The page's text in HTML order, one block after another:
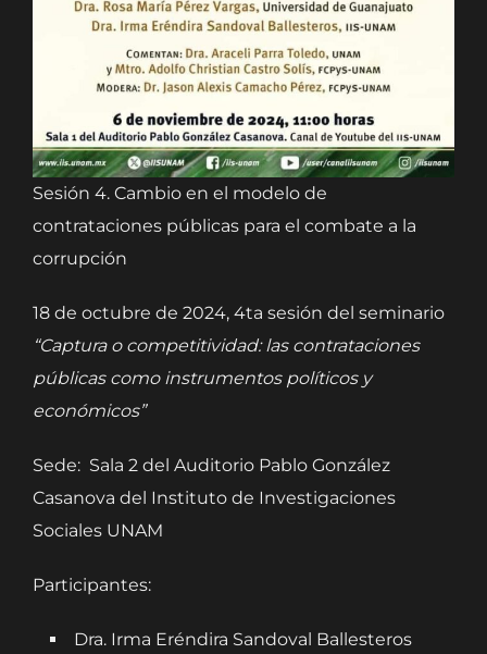
Sesión 4. Cambio en el modelo de
contrataciones públicas para el combate a la
corrupción
18 de octubre de 2024, 4ta sesión del seminario
“Captura o competitividad: las contrataciones
públicas como instrumentos políticos y
económicos”
Sede: Sala 2 del Auditorio Pablo González
Casanova del Instituto de Investigaciones
Sociales UNAM
Participantes:
Dra. Irma Eréndira Sandoval Ballesteros